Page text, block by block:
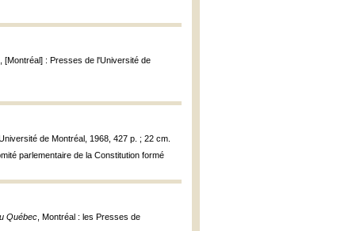
, [Montréal] : Presses de l'Université de
de Montréal, 1968, 427 p. ; 22 cm.
parlementaire de la Constitution formé
Québec , Montréal : les Presses de